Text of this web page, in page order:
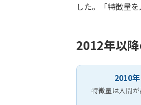
した。「特徴量
2012年以
2010
特徴量は人間